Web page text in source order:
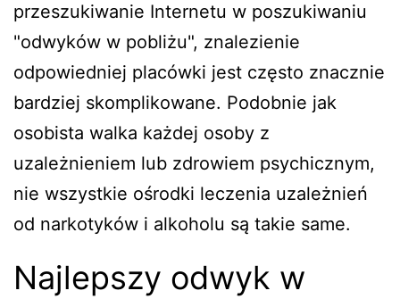
przeszukiwanie Internetu w poszukiwaniu
"odwyków w pobliżu", znalezienie
odpowiedniej placówki jest często znacznie
bardziej skomplikowane. Podobnie jak
osobista walka każdej osoby z
uzależnieniem lub zdrowiem psychicznym,
nie wszystkie ośrodki leczenia uzależnień
od narkotyków i alkoholu są takie same.
Najlepszy odwyk w